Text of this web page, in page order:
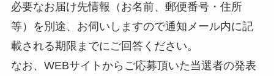
必要なお届け先情報（お名前、郵便番号・住所
等）を別途、お伺いしますので通知メール内に記
載される期限までにご回答ください。
なお、WEBサイトからご応募頂いた当選者の発表